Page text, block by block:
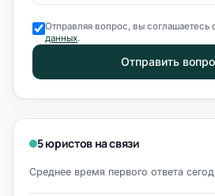
Отправляя вопрос, вы соглашаетесь
данных.
Отправить
5 юристов на связи
Среднее время первого ответа